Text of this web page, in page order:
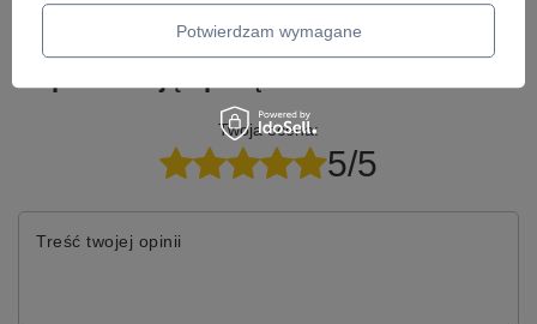
Twoja ocena:
5/5
Treść twojej opinii
Potwierdzam wymagane